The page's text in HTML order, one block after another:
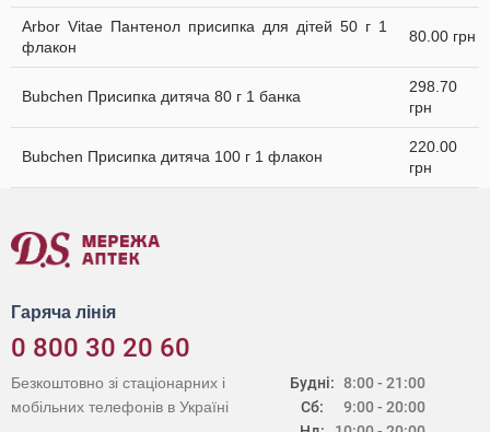
Arbor Vitae Пантенол присипка для дітей 50 г 1
флакон
80.00 грн
Bubchen Присипка дитяча 80 г 1 банка
298.70
грн
Bubchen Присипка дитяча 100 г 1 флакон
220.00
грн
Гаряча лінія
0 800 30 20 60
Будні:
Сб:
8:00 - 21:00
9:00 - 20:00
Безкоштовно зі стаціонарних і
мобільних телефонів в Україні